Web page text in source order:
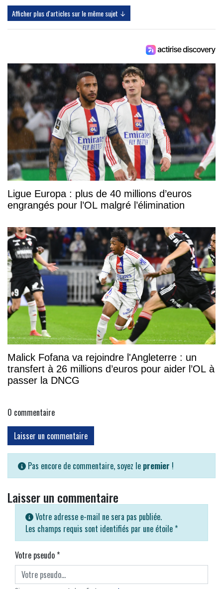
Afficher plus d'articles sur le même sujet ↓
Ligue Europa : plus de 40 millions d’euros
engrangés pour l’OL malgré l’élimination
Malick Fofana va rejoindre l'Angleterre : un
transfert à 26 millions d’euros pour aider l’OL à
passer la DNCG
0 commentaire
Laisser un commentaire
Pas encore de commentaire, soyez le premier !
Laisser un commentaire
Votre adresse e-mail ne sera pas publiée.
Les champs requis sont identifiés par une étoile *
Votre pseudo*